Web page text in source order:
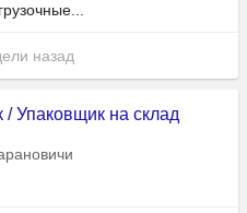
назад
Упаковщик на склад